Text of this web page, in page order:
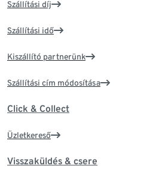
Szállítási díj
Szállítási idő
Kiszállító partnerünk
Szállítási cím módosítása
Click & Collect
Üzletkereső
Visszaküldés & csere